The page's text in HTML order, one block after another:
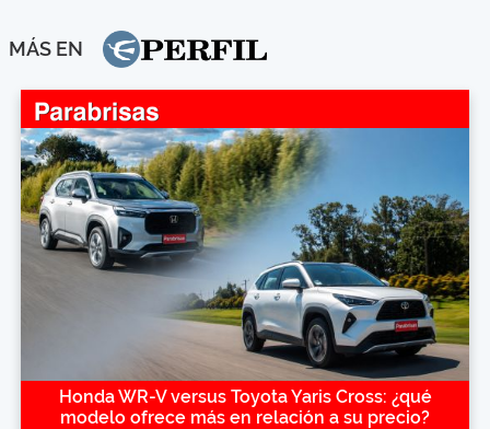
MÁS EN
Honda WR-V versus Toyota Yaris Cross: ¿qué
modelo ofrece más en relación a su precio?